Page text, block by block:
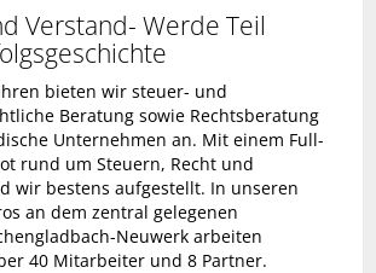
Verstand- Werde Teil
bieten wir steuer- und
Beratung sowie Rechtsberatung
Unternehmen an. Mit einem Full-
rund um Steuern, Recht und
wir bestens aufgestellt. In unseren
an dem zentral gelegenen
Neuwerk arbeiten
40 Mitarbeiter und 8 Partner.